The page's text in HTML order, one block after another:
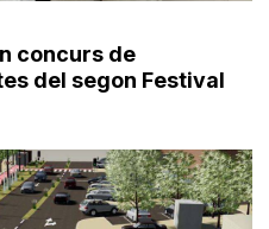
concurs de
del segon Festival